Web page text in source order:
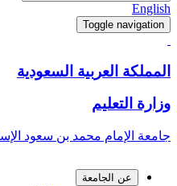
English
Toggle navigation
المملكة العربية السعودية
وزارة التعليم
جامعة الإمام محمد بن سعود
عن الجامعة